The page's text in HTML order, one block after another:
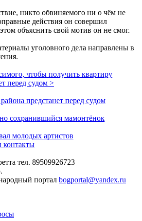
никто обвиняемого ни о чём не
действия он совершил
объяснить свой мотив он не смог.
уголовного дела направлены в
чтобы получить квартиру
перед судом >
предстанет перед судом
сохранившийся мамонтёнок
молодых артистов
тел. 89509926723
портал bogportal@yandex.ru